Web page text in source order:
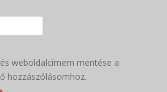
weboldalcímem mentése a
hozzászólásomhoz.